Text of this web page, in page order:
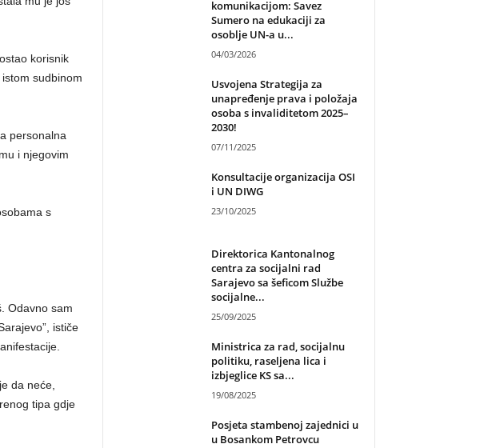
korisnik
sudbinom
personalna
i njegovim
s
Odavno sam
ističe
da neće,
tipa gdje
komunikacijom: Savez
Sumero na edukaciji za
osoblje UN-a u...
04/03/2026
Usvojena Strategija za
unapređenje prava i položaja
osoba s invaliditetom 2025–
2030!
07/11/2025
Konsultacije organizacija OSI
i UN DIWG
23/10/2025
Direktorica Kantonalnog
centra za socijalni rad
Sarajevo sa šeficom Službe
socijalne...
25/09/2025
Ministrica za rad, socijalnu
politiku, raseljena lica i
izbjeglice KS sa...
19/08/2025
Posjeta stambenoj zajednici u
u Bosankom Petrovcu